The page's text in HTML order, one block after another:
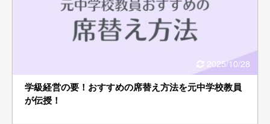
2025/10/28
学級経営の要！おすすめの席替え方法を元中学校教員
が伝授！